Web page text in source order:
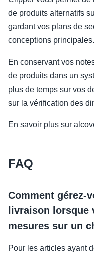
de produits alternatifs
gardant vos plans de
conceptions principales.
En conservant vos
de produits dans un
plus de temps sur vos
sur la vérification des
En savoir plus sur
FAQ
Comment gérez-
livraison lorsque
mesures sur un
Pour les articles ayant